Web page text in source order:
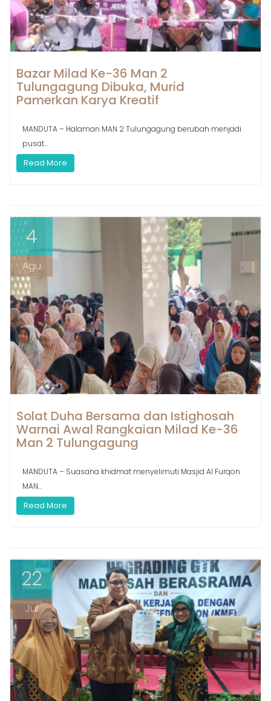
Bazar Milad Ke-36 Man 2
Tulungagung Dibuka, Murid
Pamerkan Karya Kreatif
MANDUTA – Halaman MAN 2 Tulungagung berubah menjadi
pusat...
Read More
4
Agu
Solat Duha Bersama dan Istighosah
Warnai Awal Rangkaian Milad Ke-36
Man 2 Tulungagung
MANDUTA – Suasana khidmat menyelimuti Masjid Al Furqon
MAN...
Read More
22
Jul